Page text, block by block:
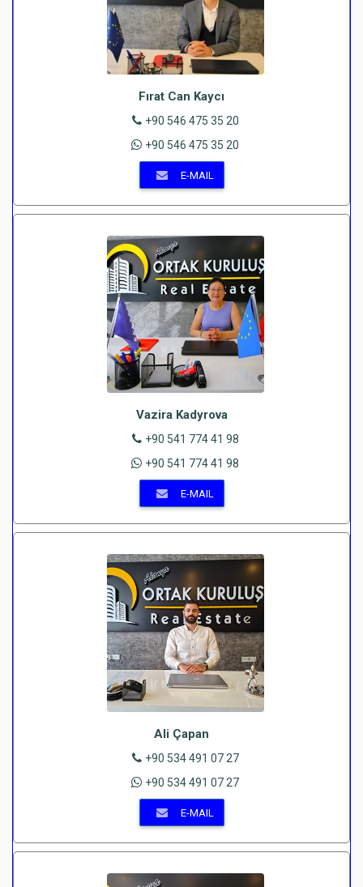
Fırat Can Kaycı
+90 546 475 35 20
+90 546 475 35 20
E-MAIL
Vazira Kadyrova
+90 541 774 41 98
+90 541 774 41 98
E-MAIL
Ali Çapan
+90 534 491 07 27
+90 534 491 07 27
E-MAIL